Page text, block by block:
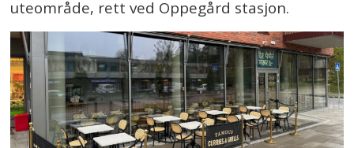
uteområde, rett ved Oppegård stasjon.